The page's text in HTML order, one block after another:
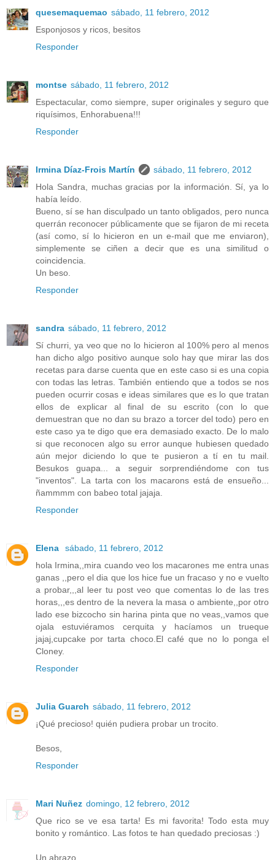
quesemaquemao sábado, 11 febrero, 2012
Esponjosos y ricos, besitos
Responder
montse sábado, 11 febrero, 2012
Espectacular, como siempre, super originales y seguro que
riquísimos, Enhorabuena!!!
Responder
Irmina Díaz-Frois Martín
sábado, 11 febrero, 2012
Hola Sandra, muchas gracias por la información. Sí, ya lo
había leído.
Bueno, sí se han disculpado un tanto obligados, pero nunca
querrán reconocer públicamente que se fijaron de mi receta
(así como, sí lo hicieron en un e-mail que me enviaron),
simplemente se ciñen a decir que es una similitud o
coincidencia.
Un beso.
Responder
sandra sábado, 11 febrero, 2012
Sí churri, ya veo que no lo hicieron al 100% pero al menos
han dicho algo positivo aunque solo hay que mirar las dos
recetas para darse cuenta que en este caso si es una copia
con todas las letras. También entiendo que a todos se nos
pueden ocurrir cosas e ideas similares que es lo que tratan
ellos de explicar al final de su escrito (con lo que
demuestran que no dan su brazo a torcer del todo) pero en
este caso ya te digo que era demasiado exacto. De lo malo
si que reconocen algo su error aunque hubiesen quedado
aún mejor diciendo lo que te pusieron a tí en tu mail.
Besukos guapa... a seguir sorprendiéndome con tus
"inventos". La tarta con los macarons está de ensueño...
ñammmm con babeo total jajaja.
Responder
Elena
sábado, 11 febrero, 2012
hola Irmina,,mira cuando veo los macarones me entra unas
ganas ,,pero el dia que los hice fue un fracaso y no e vuelto
a probar,,,al leer tu post veo que comentas lo de las tres
horas,,,es dentro de la nevera la masa o ambiente,,por otro
lado ese bizcocho sin harina pinta que no veas,,vamos que
ojala estuviéramos cerquita y hacíamos un trueque
jajaj,cupcake por tarta choco.El café que no lo ponga el
Cloney.
Responder
Julia Guarch sábado, 11 febrero, 2012
¡Qué precioso! quién pudiera probar un trocito.
Besos,
Responder
Mari Nuñez domingo, 12 febrero, 2012
Que rico se ve esa tarta! Es mi favorita! Todo esta muy
bonito y romántico. Las fotos te han quedado preciosas :)
Un abrazo